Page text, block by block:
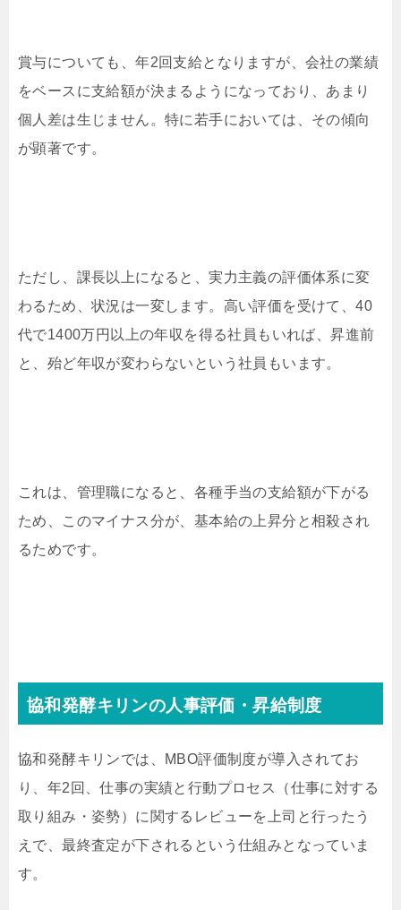
賞与についても、年2回支給となりますが、会社の業績
をベースに支給額が決まるようになっており、あまり
個人差は生じません。特に若手においては、その傾向
が顕著です。
ただし、課長以上になると、実力主義の評価体系に変
わるため、状況は一変します。高い評価を受けて、40
代で1400万円以上の年収を得る社員もいれば、昇進前
と、殆ど年収が変わらないという社員もいます。
これは、管理職になると、各種手当の支給額が下がる
ため、このマイナス分が、基本給の上昇分と相殺され
るためです。
協和発酵キリンの人事評価・昇給制度
協和発酵キリンでは、MBO評価制度が導入されてお
り、年2回、仕事の実績と行動プロセス（仕事に対する
取り組み・姿勢）に関するレビューを上司と行ったう
えで、最終査定が下されるという仕組みとなっていま
す。